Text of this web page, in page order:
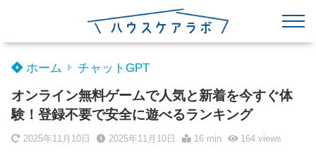
ホーム チャットGPT
オンライン無料ゲームで人気と新着を今すぐ体
験！登録不要で安全に遊べるランキング
2025年11月10日 2025年11月10日 16 min 164views